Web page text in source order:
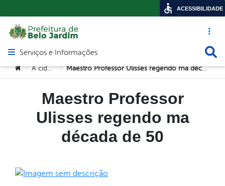
Acesso
Abrir menu principal de navegação
Serviços e Informações
Você está aqui:
> A cidade > Maestro Professor Ulisses regendo ma década de 50
Maestro Professor
Ulisses regendo ma
década de 50
ACESSIBILIDADE